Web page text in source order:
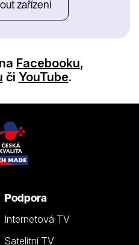
zařízení
Facebooku,
či YouTube.
Podpora
Internetová TV
Satelitní TV